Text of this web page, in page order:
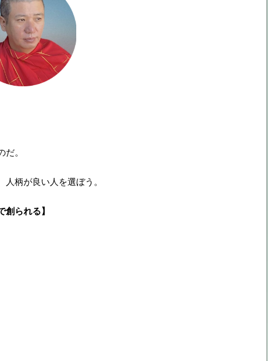
。
柄が良い人を選ぼう。
創られる】